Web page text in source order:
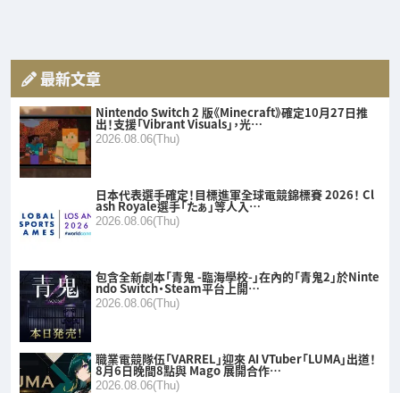
最新文章
Nintendo Switch 2 版《Minecraft》確定10月27日推
出！支援「Vibrant Visuals」，光…
2026.08.06(Thu)
日本代表選手確定！目標進軍全球電競錦標賽 2026！ Cl
ash Royale選手「たぁ」等人入…
2026.08.06(Thu)
包含全新劇本「青鬼 -臨海學校-」在內的「青鬼2」於Ninte
ndo Switch・Steam平台上開…
2026.08.06(Thu)
職業電競隊伍「VARREL」迎來 AI VTuber「LUMA」出道！
8月6日晚間8點與 Mago 展開合作…
2026.08.06(Thu)